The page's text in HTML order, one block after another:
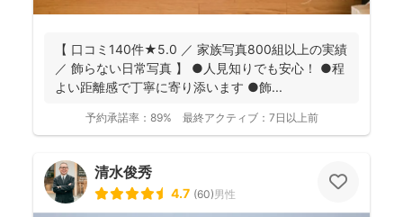
【 口コミ140件★5.0 ／ 家族写真800組以上の実績
／ 飾らない日常写真 】 ●人見知りでも安心！ ●程
よい距離感で丁寧に寄り添います ●飾...
予約承諾率： 89% 最終アクティブ： 7日以上前
清水俊秀
4.7 (60)男性